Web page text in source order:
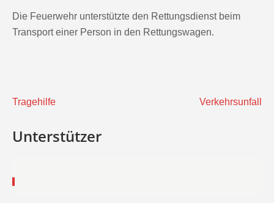
Die Feuerwehr unterstützte den Rettungsdienst beim
Transport einer Person in den Rettungswagen.
Beitragsnavigation
Tragehilfe Verkehrsunfall
Unterstützer